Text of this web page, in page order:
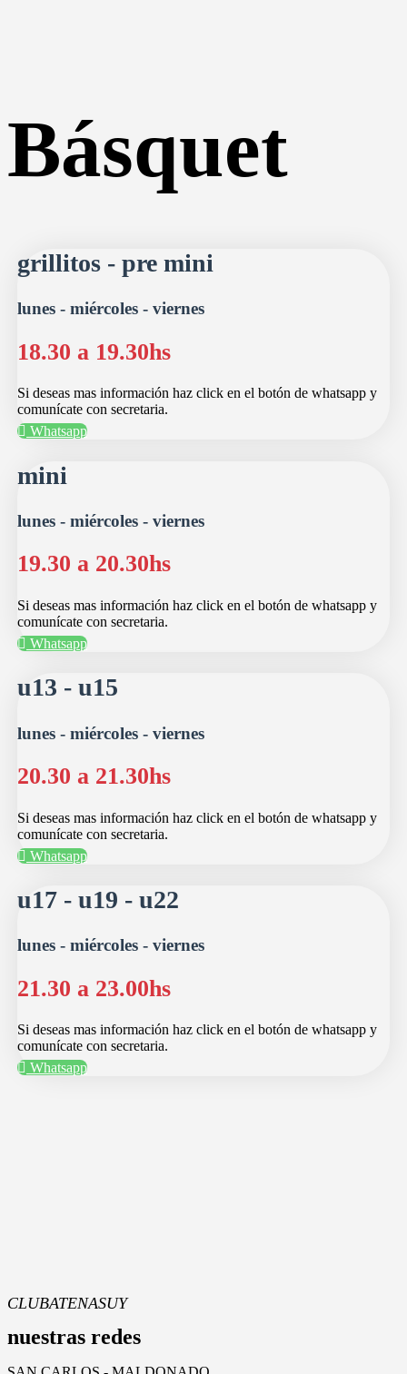
Básquet
grillitos - pre mini
lunes - miércoles - viernes
18.30 a 19.30hs
Si deseas mas información haz click en el botón de whatsapp y
comunícate con secretaria.
Whatsapp
mini
lunes - miércoles - viernes
19.30 a 20.30hs
Si deseas mas información haz click en el botón de whatsapp y
comunícate con secretaria.
Whatsapp
u13 - u15
lunes - miércoles - viernes
20.30 a 21.30hs
Si deseas mas información haz click en el botón de whatsapp y
comunícate con secretaria.
Whatsapp
u17 - u19 - u22
lunes - miércoles - viernes
21.30 a 23.00hs
Si deseas mas información haz click en el botón de whatsapp y
comunícate con secretaria.
Whatsapp
CLUBATENASUY
nuestras redes